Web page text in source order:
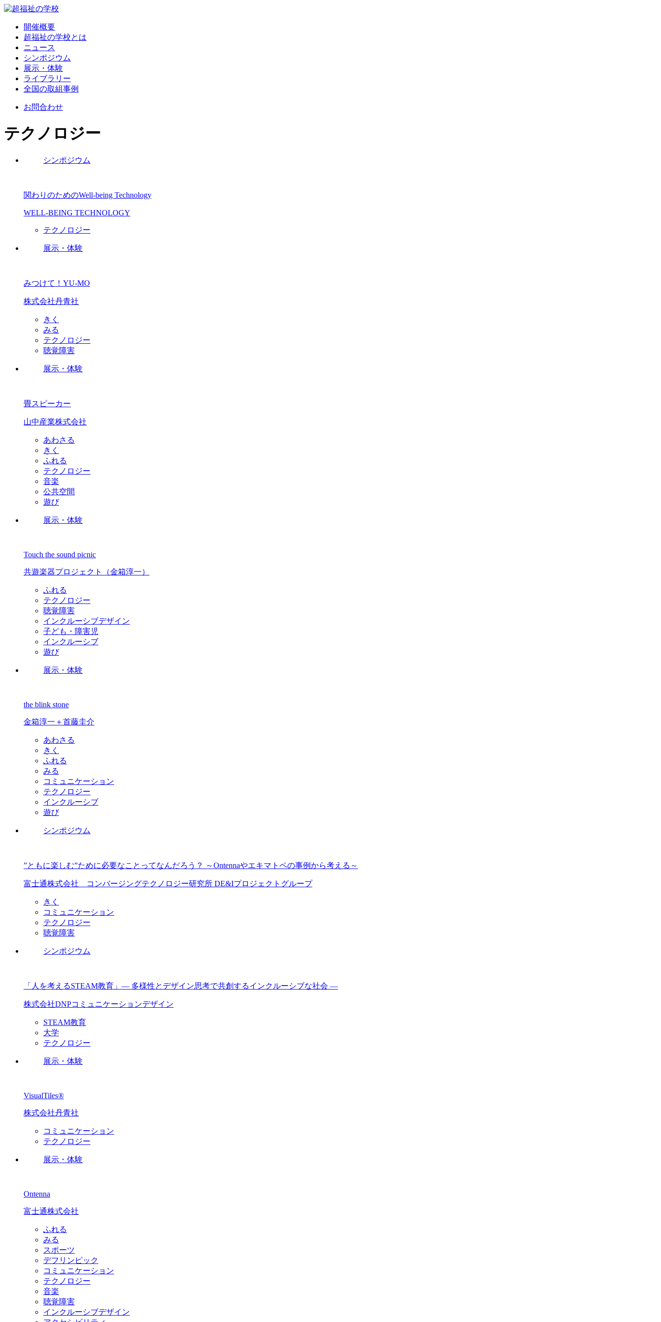
開催概要
超福祉の学校とは
ニュース
シンポジウム
展示・体験
ライブラリー
全国の取組事例
お問合わせ
テクノロジー
シンポジウム
関わりのためのWell-being Technology
WELL-BEING TECHNOLOGY
テクノロジー
展示・体験
みつけて！YU-MO
株式会社丹青社
きく
みる
テクノロジー
聴覚障害
展示・体験
畳スピーカー
山中産業株式会社
あわさる
きく
ふれる
テクノロジー
音楽
公共空間
遊び
展示・体験
Touch the sound picnic
共遊楽器プロジェクト（金箱淳一）
ふれる
テクノロジー
聴覚障害
インクルーシブデザイン
子ども・障害児
インクルーシブ
遊び
展示・体験
the blink stone
金箱淳一＋首藤圭介
あわさる
きく
ふれる
みる
コミュニケーション
テクノロジー
インクルーシブ
遊び
シンポジウム
”ともに楽しむ”ために必要なことってなんだろう？ ～Ontennaやエキマトペの事例から考える～
富士通株式会社 コンバージングテクノロジー研究所 DE&Iプロジェクトグループ
きく
コミュニケーション
テクノロジー
聴覚障害
シンポジウム
「人を考えるSTEAM教育」― 多様性とデザイン思考で共創するインクルーシブな社会 ―
株式会社DNPコミュニケーションデザイン
STEAM教育
大学
テクノロジー
展示・体験
VisualTiles®
株式会社丹青社
コミュニケーション
テクノロジー
展示・体験
Ontenna
富士通株式会社
ふれる
みる
スポーツ
デフリンピック
コミュニケーション
テクノロジー
音楽
聴覚障害
インクルーシブデザイン